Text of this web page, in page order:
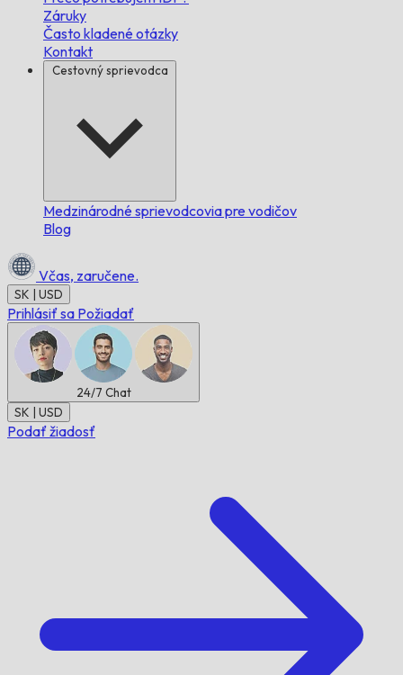
Záruky
Často kladené otázky
Kontakt
Cestovný sprievodca
Medzinárodné sprievodcovia pre vodičov
Blog
Včas, zaručene.
SK | USD
Prihlásiť sa Požiadať
24/7 Chat
SK | USD
Podať žiadosť